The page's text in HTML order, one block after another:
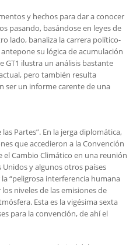
y hechos para dar a conocer
pasando, basándose en leyes de
lado, banaliza la carrera político-
su lógica de acumulación
GT1 ilustra un análisis bastante
pero también resulta
ser un informe carente de una
las Partes”. En la jerga diplomática,
que accedieron a la Convención
el Cambio Climático en una reunión
Unidos y algunos otros países
“peligrosa interferencia humana
niveles de las emisiones de
Esta es la vigésima sexta
para la convención, de ahí el